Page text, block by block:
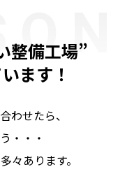
整備工場”
ます！
わせたら、
・・・
々あります。